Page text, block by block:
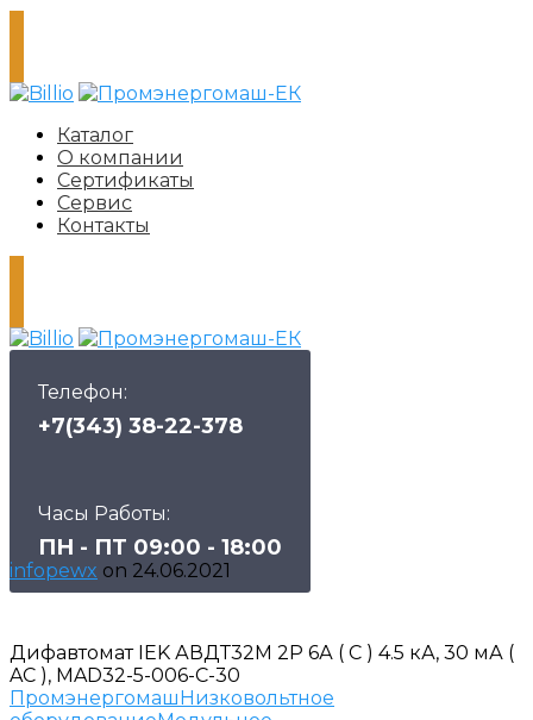
Каталог
О компании
Сертификаты
Сервис
Контакты
Телефон:
+7(343) 38-22-378
Часы Работы:
ПН - ПТ 09:00 - 18:00
infopewx on 24.06.2021
Дифавтомат IEK АВДТ32М 2P 6А ( C ) 4.5 кА, 30 мА (
AC ), MAD32-5-006-C-30
ПромэнергомашНизковольтное